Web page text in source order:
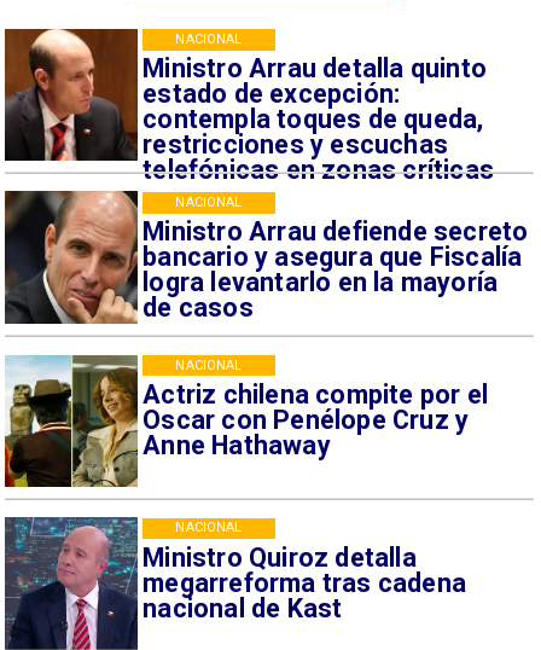
Ministro Arrau detalla quinto
estado de excepción:
contempla toques de queda,
restricciones y escuchas
telefónicas en zonas críticas
NACIONAL
Ministro Arrau defiende secreto
bancario y asegura que Fiscalía
logra levantarlo en la mayoría
de casos
NACIONAL
Actriz chilena compite por el
Oscar con Penélope Cruz y
Anne Hathaway
NACIONAL
Ministro Quiroz detalla
megarreforma tras cadena
nacional de Kast
NACIONAL